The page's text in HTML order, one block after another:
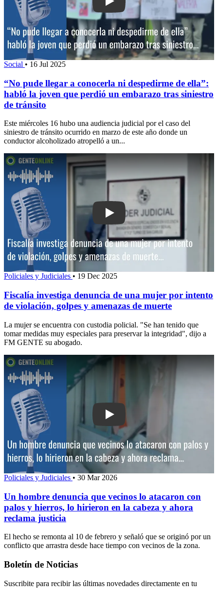
Play: “No pude llegar a conocerla ni
Social • 16 Jul 2025
“No pude llegar a conocerla ni despedirme de ella”:
habló la joven que perdió un embarazo tras siniestro
de tránsito
Este miércoles 16 hubo una audiencia judicial por el caso del
siniestro de tránsito ocurrido en marzo de este año donde un
conductor alcoholizado atropelló a un...
Play: Fiscalía investiga denuncia de
Policiales y Judiciales • 19 Dec 2025
Fiscalía investiga denuncia de una mujer por intento
de violación, golpes y amenazas de muerte
La mujer se encuentra con custodia policial. "Se han tenido que
tomar medidas muy especiales para preservar la integridad", dijo a
FM GENTE su abogado.
Play: Un hombre denuncia que
Policiales y Judiciales • 30 Mar 2026
Un hombre denuncia que vecinos lo atacaron con
palos y hierros, lo hirieron en la cabeza y ahora
reclama justicia
El hecho se remonta al 10 de febrero y señaló que se originó por un
conflicto que arrastra desde hace tiempo con vecinos de la zona.
Boletín de Noticias
Suscribite para recibir las últimas novedades directamente en tu